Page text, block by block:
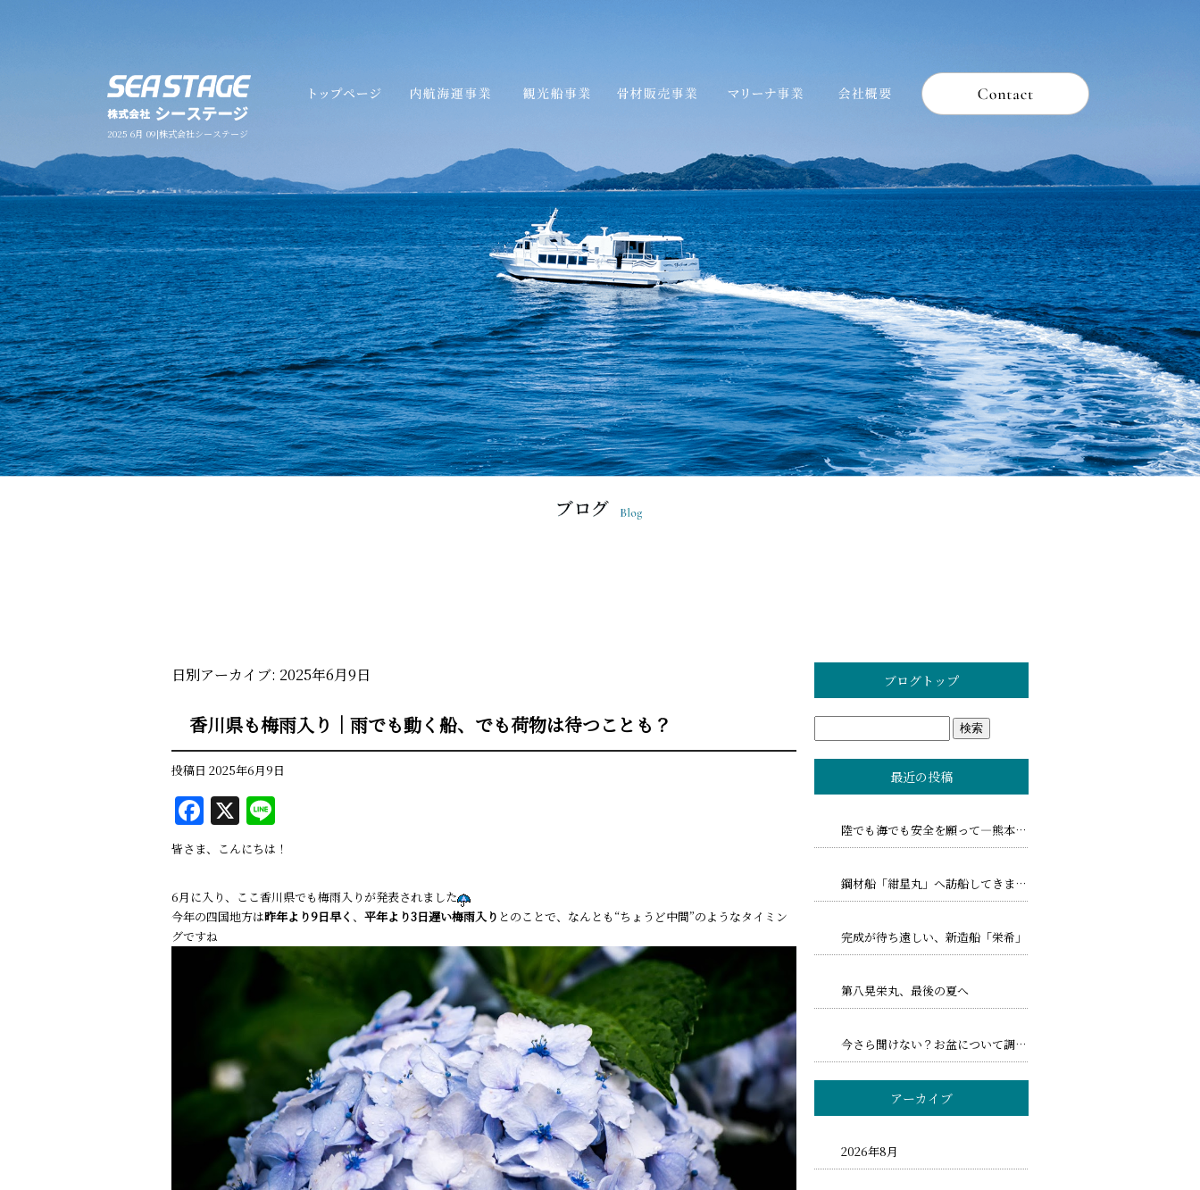
2025 6月 09|株式会社シーステージ
日別アーカイブ: 2025年6月9日
香川県も梅雨入り｜雨でも動く船、でも荷物は待つことも？
投稿日 2025年6月9日
F
a
c
e
b
o
X
n
e
皆さま、こんにちは！
6月に入り、ここ香川県でも梅雨入りが発表されました
今年の四国地方は昨年より9日早く 、 平年より3日遅い梅雨入り とのことで、なんとも“ちょうど中間”のようなタイミン
グですね
ブログトップ
最近の投稿
陸でも海でも安全を願って―熊本地震とトリプル台風への備え
鋼材船「紺星丸」へ訪船してきました！
完成が待ち遠しい、新造船「栄希」
第八晃栄丸、最後の夏へ
今さら聞けない？お盆について調べてみました！
アーカイブ
2026年8月